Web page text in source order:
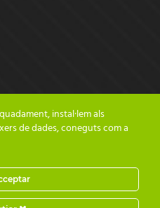
drets reservats | Preus amb
instal·lem als
de dades, coneguts com a